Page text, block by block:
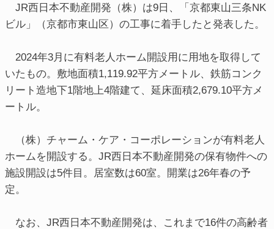
JR西日本不動産開発（株）は9日、「京都東山三条NK
ビル」（京都市東山区）の工事に着手したと発表した。
2024年3月に有料老人ホーム開設用に用地を取得して
いたもの。敷地面積1,119.92平方メートル、鉄筋コンク
リート造地下1階地上4階建て、延床面積2,679.10平方メ
ートル。
（株）チャーム・ケア・コーポレーションが有料老人
ホームを開設する。JR西日本不動産開発の保有物件への
施設開設は5件目。居室数は60室。開業は26年春の予
定。
なお、JR西日本不動産開発は、これまで16件の高齢者